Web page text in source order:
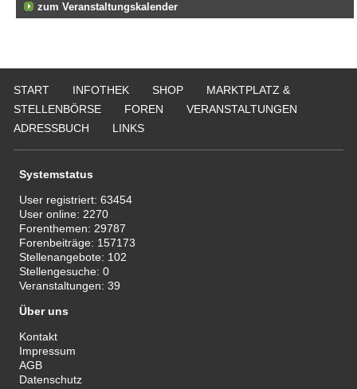
zum Veranstaltungskalender
START INFOTHEK SHOP
MARKTPLATZ &
STELLENBÖRSE
FOREN
VERANSTALTUNGEN
ADRESSBUCH
LINKS
Systemstatus
User registriert:63454
User online: 2270
Forenthemen: 29787
Forenbeiträge: 157173
Stellenangebote: 102
Stellengesuche:0
Veranstaltungen:39
Über uns
Kontakt
Impressum
AGB
Datenschutz